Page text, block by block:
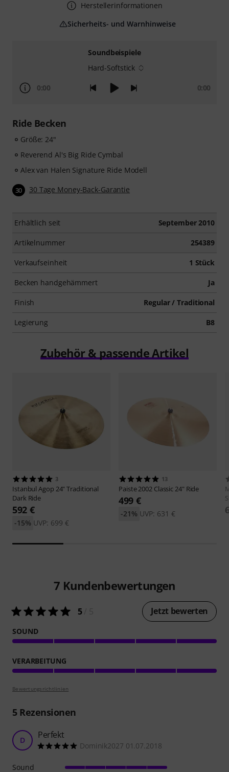
Soundbeispiele
Hard-Softstick
0:00 0:00
Ride Becken
Größe: 24"
Reverend Al's Big Ride Cymbal
Alex van Halen Signature Ride Modell
30 30 Tage Money-Back-Garantie
Erhältlich seit September 2010
Artikelnummer 254389
Verkaufseinheit 1 Stück
Becken handgehämmert Ja
Finish Regular / Traditional
Legierung B8
Herstellerinformationen
Sicherheits- und Warnhinweise
Zubehör & passende Artikel
3
Istanbul Agop 24" Traditional
Dark Ride
592 €
UVP: 699 €
-15%
13
Paiste2002 Classic 24" Ride
499 €
UVP: 631 €
-21%
7 Kundenbewertungen
5/ 5 Jetzt bewerten
SOUND
VERARBEITUNG
Bewertungsrichtlinien
5Rezensionen
D Perfekt
Dominik2027 01.07.2018
Sound